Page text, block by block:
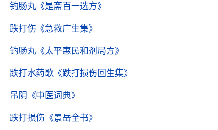
钓肠丸 《是斋百一选方》
跌打伤 《急救广生集》
钓肠丸 《太平惠民和剂局方》
跌打水药歌 《跌打损伤回生集》
吊阴 《中医词典》
跌打损伤 《景岳全书》